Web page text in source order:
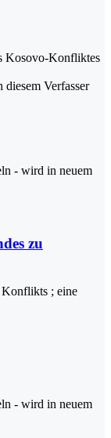
Kosovo-Konfliktes
diesem Verfasser
- wird in neuem
zu
Konflikts ; eine
- wird in neuem